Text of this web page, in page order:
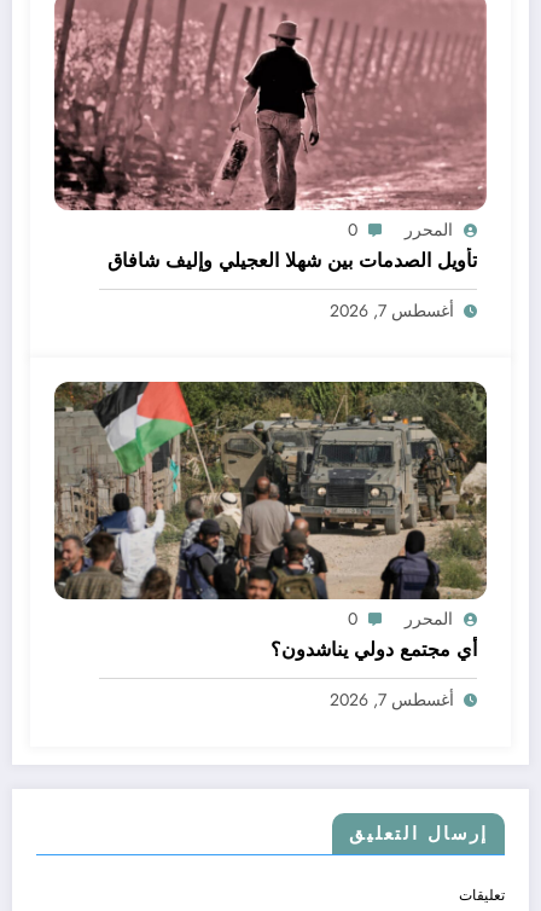
المحرر 0
تأويل الصدمات بين شهلا العجيلي وإليف شافاق
أغسطس 7, 2026
المحرر 0
أي مجتمع دولي يناشدون؟
أغسطس 7, 2026
إرسال التعليق
تعليقات